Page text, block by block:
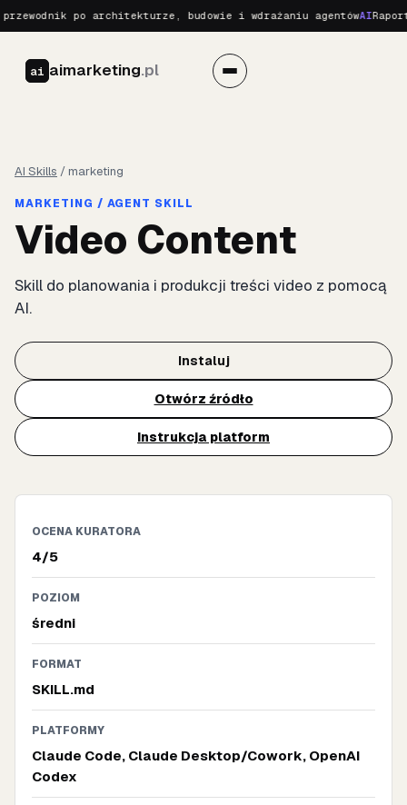
po architekturze, budowie i wdrażaniu agentówAI
ai aimarketing.pl
AI Skills /marketing
MARKETING / AGENT SKILL
Video Content
Skill do planowania i produkcji treści video z pomocą
AI.
Instaluj
Otwórz źródło
Instrukcja platform
OCENA KURATORA
4/5
POZIOM
średni
FORMAT
SKILL.md
PLATFORMY
Claude Code, Claude Desktop/Cowork, OpenAI
Codex